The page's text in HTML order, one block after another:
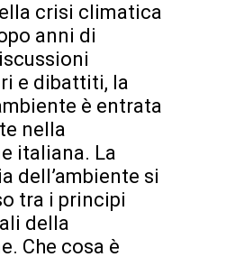
crisi climatica
anni di
e dibattiti, la
è entrata
nella
italiana. La
dell’ambiente si
tra i principi
della
Che cosa è